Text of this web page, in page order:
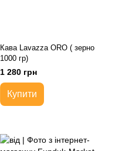
Кава Lavazza ORO ( зерно
1000 гр)
1 280 грн
Купити